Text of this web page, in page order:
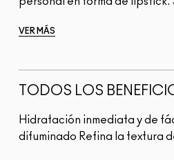
VER MÁS
TODOS LOS
Hidratación inmediata y de
difuminado Refina la textura